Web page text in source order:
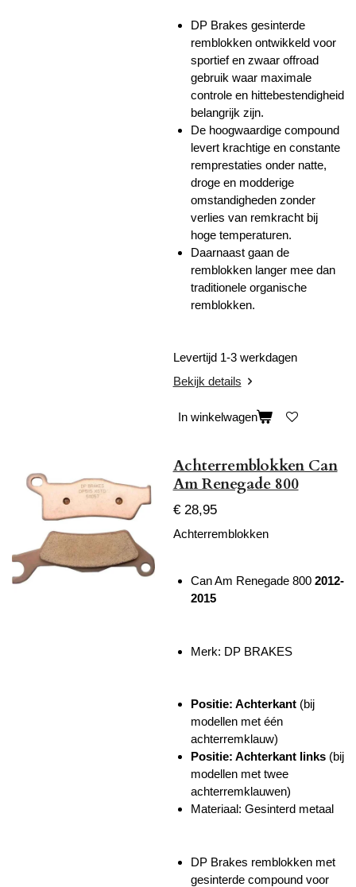
DP Brakes gesinterde
remblokken ontwikkeld voor
sportief en zwaar offroad
gebruik waar maximale
controle en hittebestendigheid
belangrijk zijn.
De hoogwaardige compound
levert krachtige en constante
remprestaties onder natte,
droge en modderige
omstandigheden zonder
verlies van remkracht bij
hoge temperaturen.
Daarnaast gaan de
remblokken langer mee dan
traditionele organische
remblokken.
Levertijd 1-3 werkdagen
Bekijk details
In winkelwagen
Achterremblokken Can
Am Renegade 800
€ 28,95
Achterremblokken
Can Am Renegade 800 2012-
2015
Merk: DP BRAKES
Positie: Achterkant (bij
modellen met één
achterremklauw)
Positie: Achterkant links (bij
modellen met twee
achterremklauwen)
Materiaal: Gesinterd metaal
DP Brakes remblokken met
gesinterde compound voor